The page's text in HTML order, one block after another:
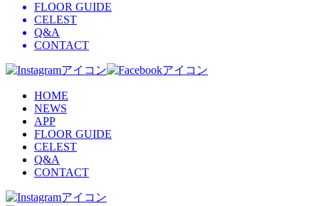
FLOOR GUIDE
CELEST
Q&A
CONTACT
HOME
NEWS
APP
FLOOR GUIDE
CELEST
Q&A
CONTACT